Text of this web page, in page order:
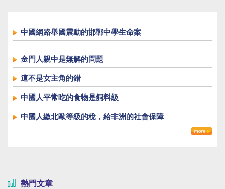
中國網路舉國震動的邯鄲中學生命案
金門人親中是無解的問題
這不是女主角的錯
中國人平常吃的食物是飼料級
中國人繳北歐等級的稅，給非洲的社會保障
熱門文章